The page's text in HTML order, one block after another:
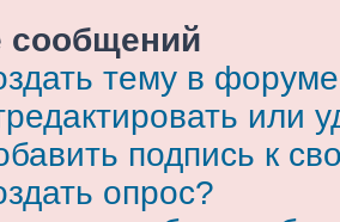
сообщений
тему в
или
подпись к
опрос?